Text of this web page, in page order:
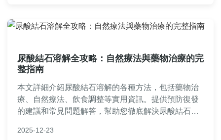
尿酸結石溶解全攻略：自然療法與藥物治療的完
整指南
本文詳細介紹尿酸結石溶解的各種方法，包括藥物治
療、自然療法、飲食調整等實用資訊。提供預防復發
的建議和常見問題解答，幫助您徹底解決尿酸結石問
臟健康的讀者閱讀。
2025-12-23